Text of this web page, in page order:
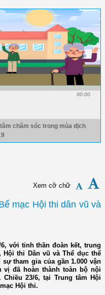
00:00
chăm sóc trong mùa dịch
Xem cỡ chữ
mạc Hội thi dân vũ và
với tinh thần đoàn kết, trung
thi Dân vũ và Thể dục thể
tham gia của gần 1.000 vận
vị đã hoàn thành toàn bộ nội
23/6, tại Trung tâm Hội
Hội thi.